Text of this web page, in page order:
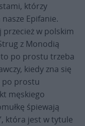
którzy
Epifanie.
przecież w polskim
z Monodią
to po prostu trzeba
kiedy zna się
po prostu
męskiego
śpiewają
która jest w tytule